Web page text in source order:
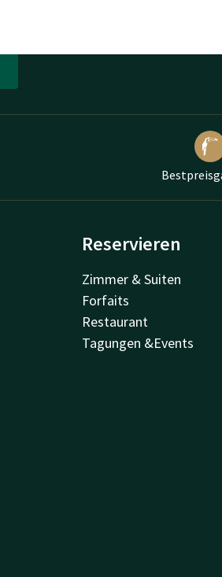
Reservieren
Zimmer & Suiten
Forfaits
Restaurant
Tagungen &Events